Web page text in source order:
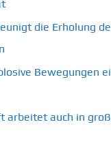
die Erholung
Bewegungen
arbeitet auch in